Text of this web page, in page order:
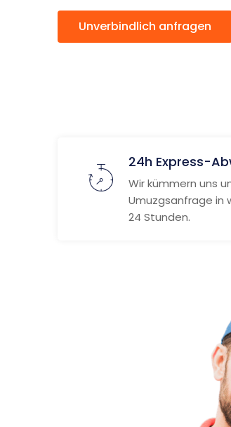
Unverbindlich anfragen
24h Express-
Wir kümmern uns
Umuzgsanfrage in
24 Stunden.